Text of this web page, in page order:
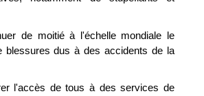
de moitié à l'échelle mondiale le
blessures dus à des accidents de la
l'accès de tous à des services de